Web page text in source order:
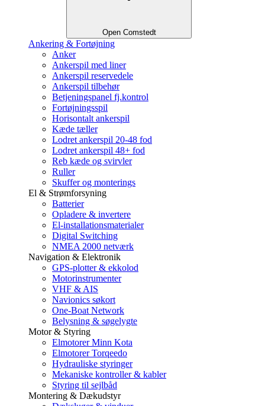
Open Comstedt
Ankering & Fortøjning
Anker
Ankerspil med liner
Ankerspil reservedele
Ankerspil tilbehør
Betjeningspanel fj.kontrol
Fortøjningsspil
Horisontalt ankerspil
Kæde tæller
Lodret ankerspil 20-48 fod
Lodret ankerspil 48+ fod
Reb kæde og svirvler
Ruller
Skuffer og monterings
El & Strømforsyning
Batterier
Opladere & invertere
El-installationsmaterialer
Digital Switching
NMEA 2000 netværk
Navigation & Elektronik
GPS-plotter & ekkolod
Motorinstrumenter
VHF & AIS
Navionics søkort
One-Boat Network
Belysning & søgelygte
Motor & Styring
Elmotorer Minn Kota
Elmotorer Torqeedo
Hydrauliske styringer
Mekaniske kontroller & kabler
Styring til sejlbåd
Montering & Dækudstyr